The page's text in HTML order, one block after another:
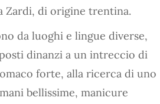
Zardi, di origine trentina.
da luoghi e lingue diverse,
dinanzi a un intreccio di
forte, alla ricerca di uno
bellissime, manicure